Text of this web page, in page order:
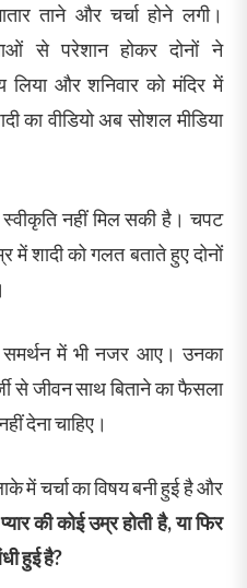
ताने और चर्चा होने लगी।
से परेशान होकर दोनों ने
लिया और शनिवार को मंदिर में
का वीडियो अब सोशल मीडिया
स्वीकृति नहीं मिल सकी है। चपट
शादी को गलत बताते हुए दोनों
में भी नजर आए। उनका
से जीवन साथ बिताने का फैसला
देना चाहिए।
में चर्चा का विषय बनी हुई है और
की कोई उम्र होती है, या फिर
हुई है?